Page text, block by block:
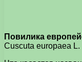
Повилика
Cuscuta europaea L.